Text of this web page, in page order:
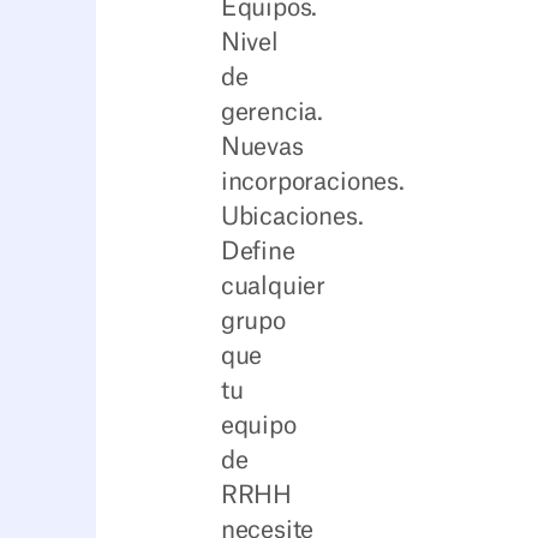
Equipos.
Nivel
de
gerencia.
Nuevas
incorporaciones.
Ubicaciones.
Define
cualquier
grupo
que
tu
equipo
de
RRHH
necesite